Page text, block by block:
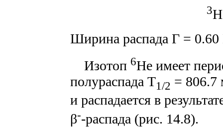
3
Ширина распада Г =
Изотоп 6He имеет
полураспада T1/2 = 806.7
и распадается в
β--распада (рис. 14.8).